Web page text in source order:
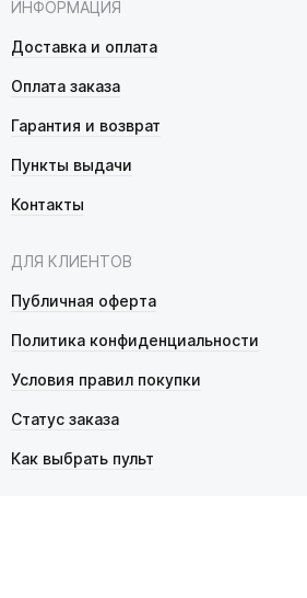
ИНФОРМАЦИЯ
Доставка и оплата
Оплата заказа
Гарантия и возврат
Пункты выдачи
Контакты
ДЛЯ КЛИЕНТОВ
Публичная оферта
Политика конфиденциальности
Условия правил покупки
Статус заказа
Как выбрать пульт